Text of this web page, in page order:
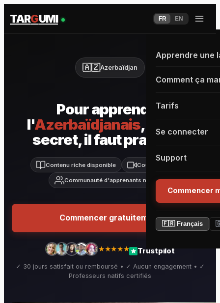
TARGUMI FR EN
Apprendre une
Comment ça
Tarifs
Se connecter
Support
Commencer
🇫🇷 Français
🇦🇿Azerbaïdjan
Pour apprendre
l'Azerbaïdjanais, pas de
secret, il faut pratiquer
Contenu riche disponible Cours live inclus
Communauté d'apprenants motivés
Commencer gratuitement
★★★★★ Trustpilot
✓ 30 jours satisfait ou remboursé • ✓ Aucun engagement • ✓
Professeurs natifs certifiés